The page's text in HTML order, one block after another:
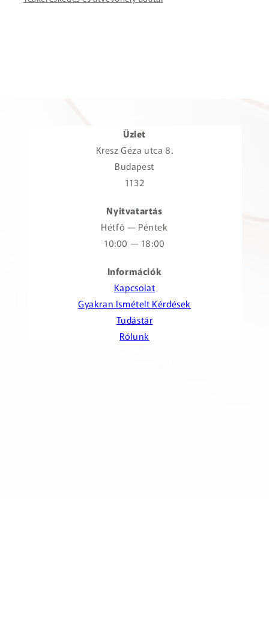
Üzlet
Kresz Géza utca 8.
Budapest
1132
Nyitvatartás
Hétfő — Péntek
10:00 — 18:00
Információk
Kapcsolat
Gyakran Ismételt Kérdések
Tudástár
Rólunk